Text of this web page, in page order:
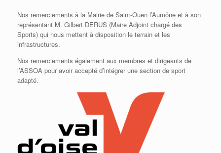
Nos remerciements à la Mairie de Saint-Ouen l’Aumône et à son
représentant M. Gilbert DERUS (Maire Adjoint chargé des
Sports) qui nous mettent à disposition le terrain et les
infrastructures.
Nos remerciements également aux membres et dirigeants de
l’ASSOA pour avoir accepté d’intégrer une section de sport
adapté.